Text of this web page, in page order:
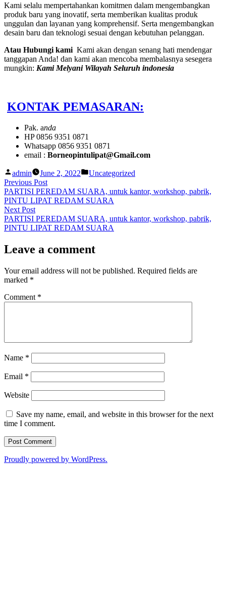
Kami selalu mempertahankan komitmen dalam mengembangkan
produk baru yang inovatif, serta memberikan kualitas produk
unggulan dan layanan yang komprehensif. Serta mengembangkan
desain baru dan teknologi sesuai dengan kebutuhan pelanggan.
Atau Hubungi kami Kami akan dengan senang hati mendengar
tanggapan Anda! dan kami akan mencoba membalasnya sesegera
mungkin: Kami Melyani Wilayah Seluruh indonesia
KONTAK PEMASARAN:
Pak. anda
HP 0856 9351 0871
Whatsapp 0856 9351 0871
email : Borneopintulipat@Gmail.com
Posted
by
admin June 2, 2022
Posted
Uncategorized
Post
navigation
Previous PostPrevious
post:
PARTISI PEREDAM SUARA, untuk kantor, workshop, pabrik,
PINTU LIPAT REDAM SUARA
Next PostNext
post:
PARTISI PEREDAM SUARA, untuk kantor, workshop, pabrik,
PINTU LIPAT REDAM SUARA
Leave a comment
Your email address will not be published. Required fields are
marked *
Comment *
Name *
Email *
Website
Save my name, email, and website in this browser for the next
time I comment.
Proudly powered by WordPress.